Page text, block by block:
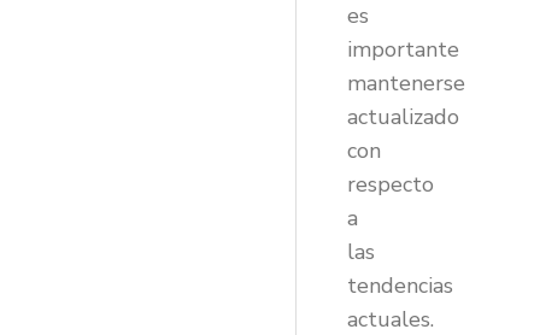
es
importante
mantenerse
actualizado
con
respecto
a
las
tendencias
actuales.